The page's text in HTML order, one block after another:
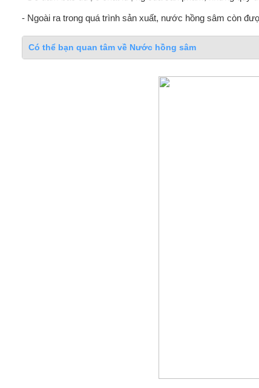
- Ngoài ra trong quá trình sản xuất, nước hồng sâm còn
Có thể bạn quan tâm về Nước hồng sâm